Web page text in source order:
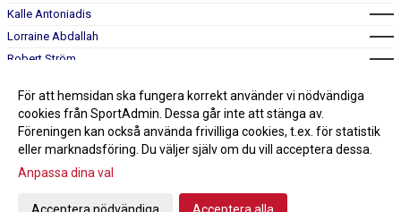
Kalle Antoniadis
Lorraine Abdallah
Robert Ström
Sofia Vestman
0709-532517
Gå till Webbversion
För att hemsidan ska fungera korrekt använder vi nödvändiga
cookies från SportAdmin. Dessa går inte att stänga av.
Föreningen kan också använda frivilliga cookies, t.ex. för statistik
eller marknadsföring. Du väljer själv om du vill acceptera dessa.
Anpassa dina val